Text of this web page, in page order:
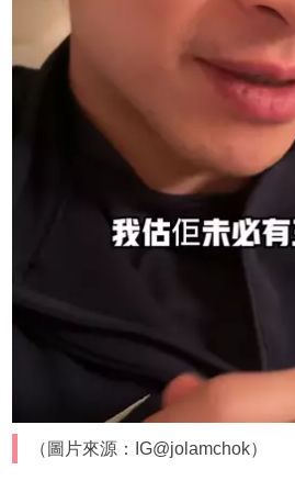
（圖片來源：IG@jolamchok）